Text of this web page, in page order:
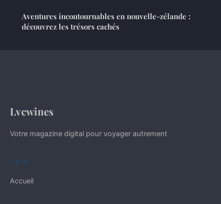
Aventures incontournables en nouvelle-zélande :
découvrez les trésors cachés
Lvcwines
Votre magazine digital pour voyager autrement
LIENS
Accueil